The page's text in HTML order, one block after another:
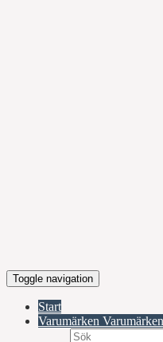
Toggle navigation
Start
Varumärken Varumärken